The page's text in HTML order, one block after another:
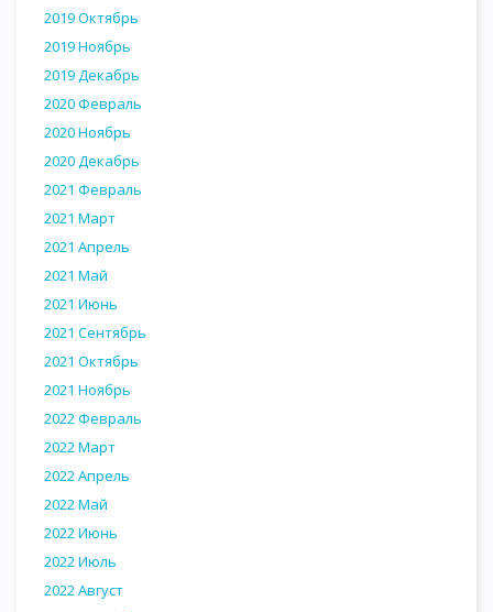
2019 Октябрь
2019 Ноябрь
2019 Декабрь
2020 Февраль
2020 Ноябрь
2020 Декабрь
2021 Февраль
2021 Март
2021 Апрель
2021 Май
2021 Июнь
2021 Сентябрь
2021 Октябрь
2021 Ноябрь
2022 Февраль
2022 Март
2022 Апрель
2022 Май
2022 Июнь
2022 Июль
2022 Август